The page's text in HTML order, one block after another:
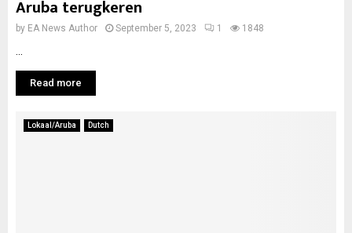
Aruba terugkeren
by EA News Author September 5, 2023 1 1848
Read more
Lokaal/Aruba Dutch